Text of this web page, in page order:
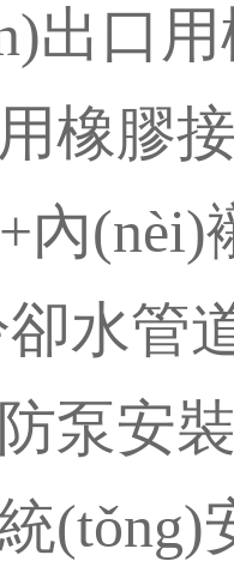
出口
橡膠
內(nèi)
水管
泵安
(tǒng)